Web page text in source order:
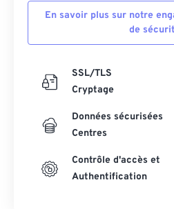
En savoir plus sur notre
de
SSL/TLS
Cryptage
Données sécurisées
Centres
Contrôle d'accès et
Authentification